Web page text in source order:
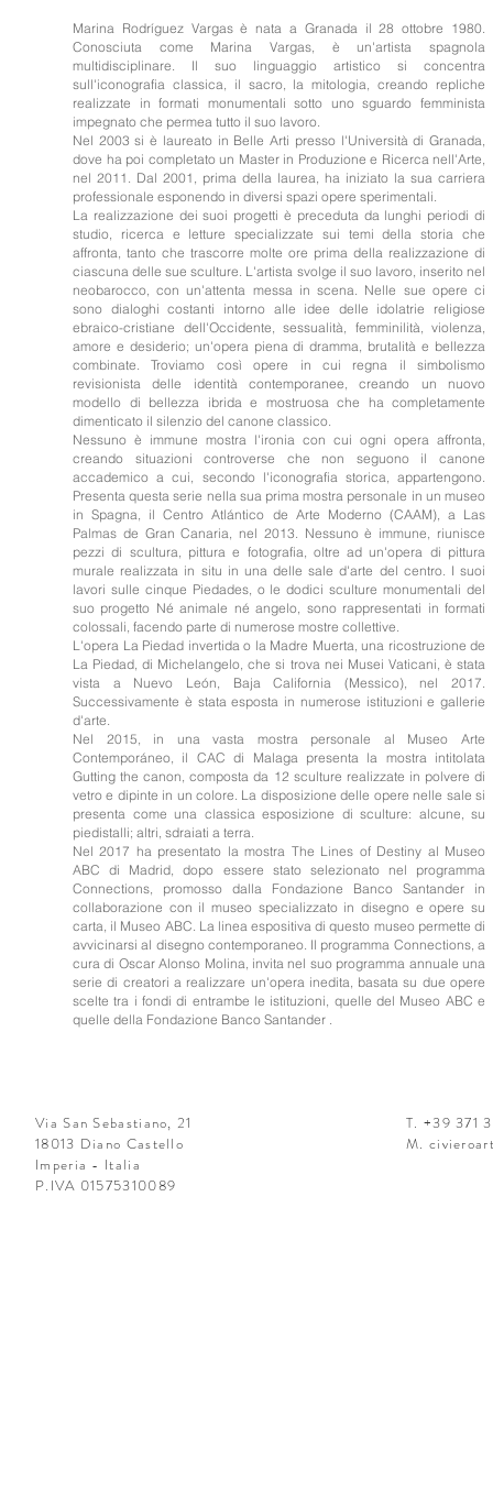
Marina Rodríguez Vargas è nata a Granada il 28 ottobre 1980.
Conosciuta come Marina Vargas, è un'artista spagnola
multidisciplinare. Il suo linguaggio artistico si concentra
sull'iconografia classica, il sacro, la mitologia, creando repliche
realizzate in formati monumentali sotto uno sguardo femminista
impegnato che permea tutto il suo lavoro.
Nel 2003 si è laureato in Belle Arti presso l'Università di Granada,
dove ha poi completato un Master in Produzione e Ricerca nell'Arte,
nel 2011. Dal 2001, prima della laurea, ha iniziato la sua carriera
professionale esponendo in diversi spazi opere sperimentali.
La realizzazione dei suoi progetti è preceduta da lunghi periodi di
studio, ricerca e letture specializzate sui temi della storia che
affronta, tanto che trascorre molte ore prima della realizzazione di
ciascuna delle sue sculture. L'artista svolge il suo lavoro, inserito nel
neobarocco, con un'attenta messa in scena. Nelle sue opere ci
sono dialoghi costanti intorno alle idee delle idolatrie religiose
ebraico-cristiane dell'Occidente, sessualità, femminilità, violenza,
amore e desiderio; un'opera piena di dramma, brutalità e bellezza
combinate. Troviamo così opere in cui regna il simbolismo
revisionista delle identità contemporanee, creando un nuovo
modello di bellezza ibrida e mostruosa che ha completamente
dimenticato il silenzio del canone classico.
Nessuno è immune mostra l'ironia con cui ogni opera affronta,
creando situazioni controverse che non seguono il canone
accademico a cui, secondo l'iconografia storica, appartengono.
Presenta questa serie nella sua prima mostra personale in un museo
in Spagna, il Centro Atlántico de Arte Moderno (CAAM), a Las
Palmas de Gran Canaria, nel 2013. Nessuno è immune, riunisce
pezzi di scultura, pittura e fotografia, oltre ad un'opera di pittura
murale realizzata in situ in una delle sale d'arte del centro. I suoi
lavori sulle cinque Piedades, o le dodici sculture monumentali del
suo progetto Né animale né angelo, sono rappresentati in formati
colossali, facendo parte di numerose mostre collettive.
L'opera La Piedad invertida o la Madre Muerta, una ricostruzione de
La Piedad, di Michelangelo, che si trova nei Musei Vaticani, è stata
vista a Nuevo León, Baja California (Messico), nel 2017.
Successivamente è stata esposta in numerose istituzioni e gallerie
d'arte.
Nel 2015, in una vasta mostra personale al Museo Arte
Contemporáneo, il CAC di Malaga presenta la mostra intitolata
Gutting the canon, composta da 12 sculture realizzate in polvere di
vetro e dipinte in un colore. La disposizione delle opere nelle sale si
presenta come una classica esposizione di sculture: alcune, su
piedistalli; altri, sdraiati a terra.
Nel 2017 ha presentato la mostra The Lines of Destiny al Museo
ABC di Madrid, dopo essere stato selezionato nel programma
Connections, promosso dalla Fondazione Banco Santander in
collaborazione con il museo specializzato in disegno e opere su
carta, il Museo ABC. La linea espositiva di questo museo permette di
avvicinarsi al disegno contemporaneo. Il programma Connections, a
cura di Oscar Alonso Molina, invita nel suo programma annuale una
serie di creatori a realizzare un'opera inedita, basata su due opere
scelte tra i fondi di entrambe le istituzioni, quelle del Museo ABC e
quelle della Fondazione Banco Santander .
Via San Sebastiano, 21
18013 Diano Castello
Imperia - Italia
P.IVA 01575310089
T. +39 371
M.